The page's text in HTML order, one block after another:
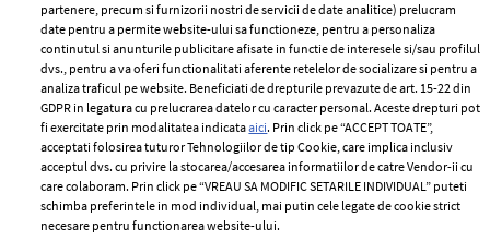
ELLE Style Awards
2024
Despre ELLE
Romania
Contact
Abonamente
Termeni si conditii
Politica de
confidențialitate
Politica de cookies
Publicitate
partenere, precum si furnizorii nostri de servicii de date analitice) prelucram
date pentru a permite website-ului sa functioneze, pentru a personaliza
continutul si anunturile publicitare afisate in functie de interesele si/sau profilul
dvs., pentru a va oferi functionalitati aferente retelelor de socializare si pentru a
analiza traficul pe website. Beneficiati de drepturile prevazute de art. 15-22 din
GDPR in legatura cu prelucrarea datelor cu caracter personal. Aceste drepturi pot
fi exercitate prin modalitatea indicataaici. Prin click pe “ACCEPT TOATE”,
acceptati folosirea tuturor Tehnologiilor de tip Cookie, care implica inclusiv
acceptul dvs. cu privire la stocarea/accesarea informatiilor de catre Vendor-ii cu
care colaboram. Prin click pe “VREAU SA MODIFIC SETARILE INDIVIDUAL” puteti
schimba preferintele in mod individual, mai putin cele legate de cookie strict
necesare pentru functionarea website-ului.